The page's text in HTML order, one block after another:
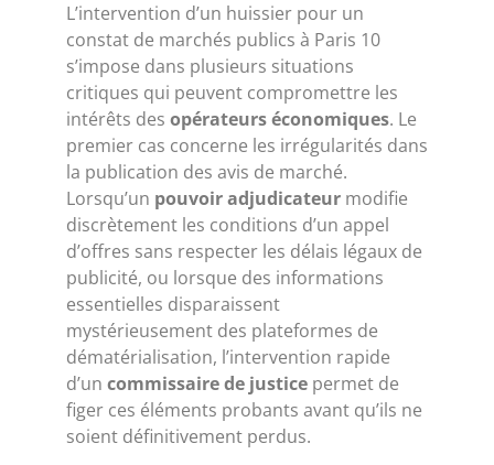
L’intervention d’un huissier pour un
constat de marchés publics à Paris 10
s’impose dans plusieurs situations
critiques qui peuvent compromettre les
intérêts des opérateurs économiques. Le
premier cas concerne les irrégularités dans
la publication des avis de marché.
Lorsqu’un pouvoir adjudicateur modifie
discrètement les conditions d’un appel
d’offres sans respecter les délais légaux de
publicité, ou lorsque des informations
essentielles disparaissent
mystérieusement des plateformes de
dématérialisation, l’intervention rapide
d’un commissaire de justice permet de
figer ces éléments probants avant qu’ils ne
soient définitivement perdus.